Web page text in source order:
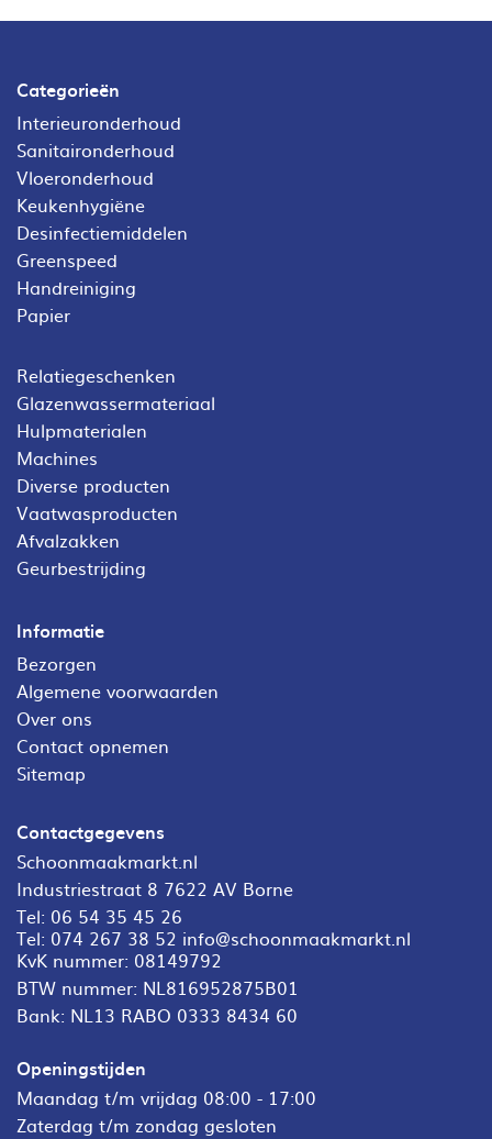
Categorieën
Interieuronderhoud
Sanitaironderhoud
Vloeronderhoud
Keukenhygiëne
Desinfectiemiddelen
Greenspeed
Handreiniging
Papier
Relatiegeschenken
Glazenwassermateriaal
Hulpmaterialen
Machines
Diverse producten
Vaatwasproducten
Afvalzakken
Geurbestrijding
Informatie
Bezorgen
Algemene voorwaarden
Over ons
Contact opnemen
Sitemap
Contactgegevens
Schoonmaakmarkt.nl
Industriestraat 8 7622 AV Borne
Tel: 06 54 35 45 26
Tel: 074 267 38 52 info@schoonmaakmarkt.nl
KvK nummer: 08149792
BTW nummer: NL816952875B01
Bank: NL13 RABO 0333 8434 60
Openingstijden
Maandag t/m vrijdag 08:00 - 17:00
Zaterdag t/m zondag gesloten